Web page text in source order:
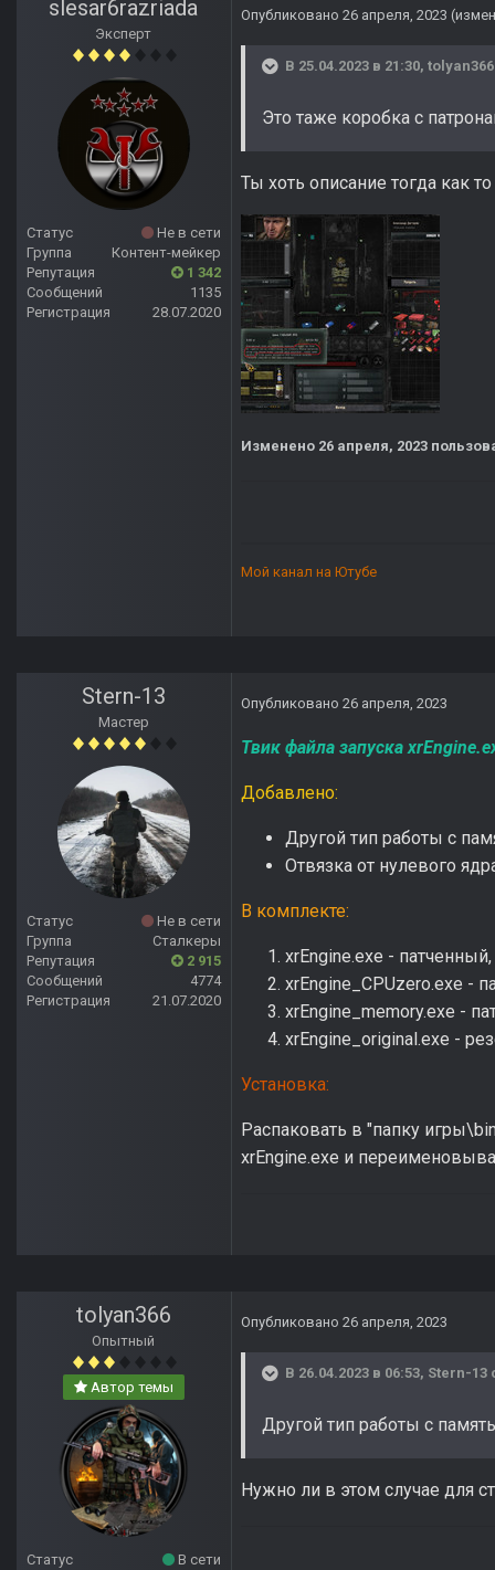
slesar6razriada
Эксперт
Статус
Не в сети
Группа
Контент-мейкер
Репутация
1 342
Сообщений
1135
Регистрация
28.07.2020
Опубликовано 26 апреля, 2023
В 25.04.2023 в 21:30, tolyan366
Это таже коробка с
Ты хоть описание тогда как
Изменено 26 апреля, 2023
Мой канал на Ютубе
Stern-13
Мастер
Статус
Не в сети
Группа
Сталкеры
Репутация
2 915
Сообщений
4774
Регистрация
21.07.2020
Опубликовано 26 апреля, 2023
Твик файла запуска
Добавлено:
Другой тип работы с
Отвязка от нулевого
В комплекте:
xrEngine.exe -
xrEngine_CPUzero.exe -
xrEngine_memory.exe -
xrEngine_original.exe -
Установка:
Распаковать в "папку
xrEngine.exe и
tolyan366
Опытный
Автор темы
Статус
В сети
Опубликовано 26 апреля, 2023
В 26.04.2023 в 06:53, Stern-13
Другой тип работы с
Нужно ли в этом случае для